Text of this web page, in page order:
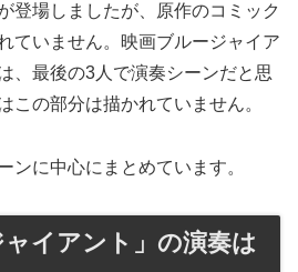
登場しましたが、原作のコミック
ていません。映画ブルージャイア
、最後の3人で演奏シーンだと思
この部分は描かれていません。
ンに中心にまとめています。
イアント」の演奏は